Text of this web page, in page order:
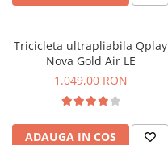
Tricicleta ultrapliabila Qplay
Nova Gold Air LE
1.049,00 RON
ADAUGA IN COS